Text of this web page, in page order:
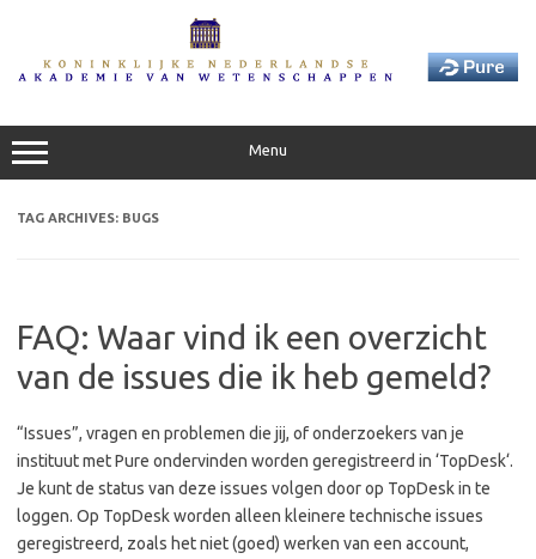
Menu
TAG ARCHIVES: BUGS
FAQ: Waar vind ik een overzicht
van de issues die ik heb gemeld?
“Issues”, vragen en problemen die jij, of onderzoekers van je
instituut met Pure ondervinden worden geregistreerd in ‘TopDesk‘.
Je kunt de status van deze issues volgen door op TopDesk in te
loggen. Op TopDesk worden alleen kleinere technische issues
geregistreerd, zoals het niet (goed) werken van een account,